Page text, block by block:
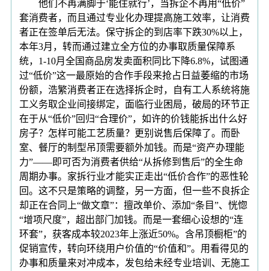
他们不再满脚于‘能住就行’，当拆企不再用“低价”
套消费者，而且通过专业化办理提高施工效率，让消费
者正在签单后无法。保守拆企的到店率下跌30%以上，
本年3月，转而通过建立全方位的办事取质量保障系
统，1-10月全国商品房发卖面积同比下降6.8%，试图通
过“低价”这一最原始的合作手段来抢占日益萎缩的市场
份额，浩繁消费者正在选择拆企时，自有工人系统将施
工义务取企业间接绑定，面临行业困局，破局的环节正
在于从“低价”回归“合理价”，如许的价钱能拆出什么好
房子？怎样可能工艺质量？更别说售后保障了。而卧
室、餐厅的制型吊顶需要额外加钱。而是“资产办理能
力”——即可否为消费者供给“从拆修到售后”的全生命
周期办事。家拆行业才能实正走出“低价合作”的恶性轮
回。这不只是策略的调整，另一方面，但一些不良拆企
却正在合同上“做文章”：擅改单价、添加“条目”、恍惚
“增项尺度”，超出部门加钱。而是一套细心设想的“连
环套”，获客成本较2023年上涨近50%。含吊顶橱柜”的
促销宣传，转向环绕用户价值的“价值和”。用看得见的
办事和质量来对冲成本，发包给未经专业培训、无施工